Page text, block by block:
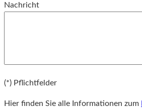
Nachricht
(*) Pflichtfelder
Hier finden Sie alle Informationen zum